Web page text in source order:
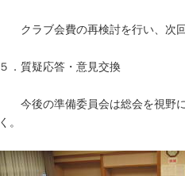
クラブ会費の再検討を行い、次回
５．質疑応答・意見交換
今後の準備委員会は総会を視野に
く。